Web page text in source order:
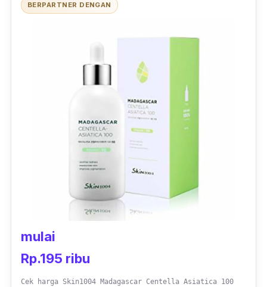
BERPARTNER DENGAN
mulai
Rp.195 ribu
Cek harga Skin1004 Madagascar Centella Asiatica 100